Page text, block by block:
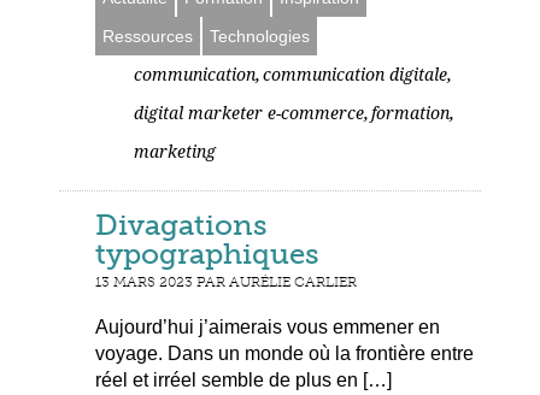
Ressources
Technologies
communication, communication digitale,
digital marketer e-commerce, formation,
marketing
Divagations
typographiques
13 MARS 2023 PAR AURÉLIE CARLIER
Aujourd’hui j’aimerais vous emmener en
voyage. Dans un monde où la frontière entre
réel et irréel semble de plus en […]